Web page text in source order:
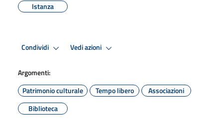
Istanza
Condividi Vedi azioni
Argomenti:
Patrimonio culturale
Tempo libero
Associazioni
Biblioteca